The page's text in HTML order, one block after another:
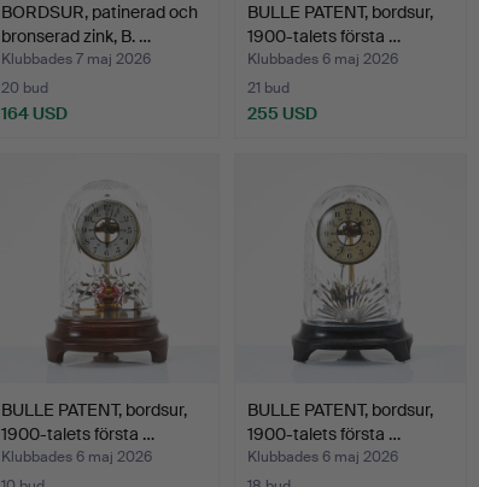
BORDSUR, patinerad och
bronserad zink, B. …
Klubbades 7 maj 2026
20 bud
164 USD
BULLE PATENT, bordsur,
1900-talets första …
Klubbades 6 maj 2026
21 bud
255 USD
BULLE PATENT, bordsur,
1900-talets första …
Klubbades 6 maj 2026
BULLE PATENT, bordsur,
1900-talets första …
Klubbades 6 maj 2026